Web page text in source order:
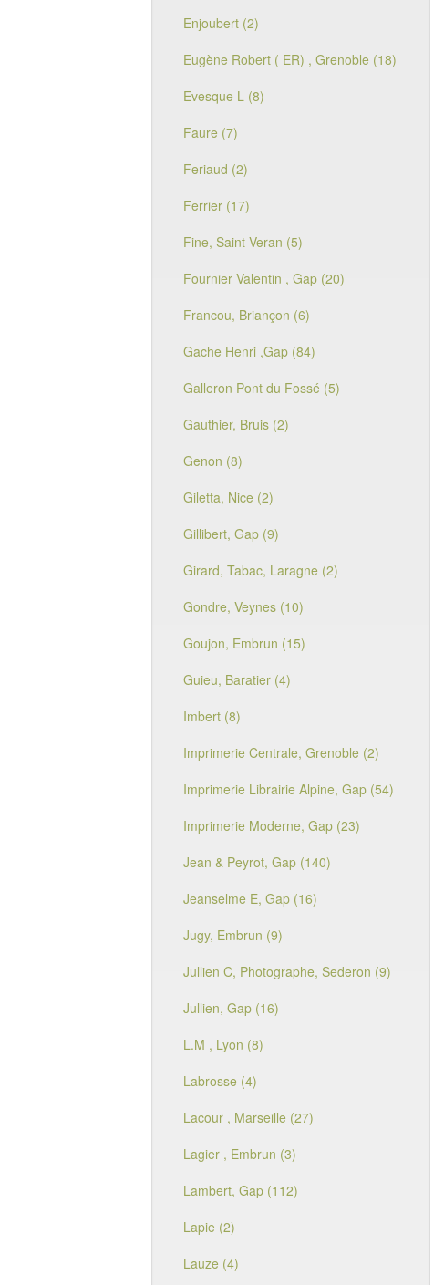
Enjoubert (2)
Eugène Robert ( ER) , Grenoble (18)
Evesque L (8)
Faure (7)
Feriaud (2)
Ferrier (17)
Fine, Saint Veran (5)
Fournier Valentin , Gap (20)
Francou, Briançon (6)
Gache Henri ,Gap (84)
Galleron Pont du Fossé (5)
Gauthier, Bruis (2)
Genon (8)
Giletta, Nice (2)
Gillibert, Gap (9)
Girard, Tabac, Laragne (2)
Gondre, Veynes (10)
Goujon, Embrun (15)
Guieu, Baratier (4)
Imbert (8)
Imprimerie Centrale, Grenoble (2)
Imprimerie Librairie Alpine, Gap (54)
Imprimerie Moderne, Gap (23)
Jean & Peyrot, Gap (140)
Jeanselme E, Gap (16)
Jugy, Embrun (9)
Jullien C, Photographe, Sederon (9)
Jullien, Gap (16)
L.M , Lyon (8)
Labrosse (4)
Lacour , Marseille (27)
Lagier , Embrun (3)
Lambert, Gap (112)
Lapie (2)
Lauze (4)